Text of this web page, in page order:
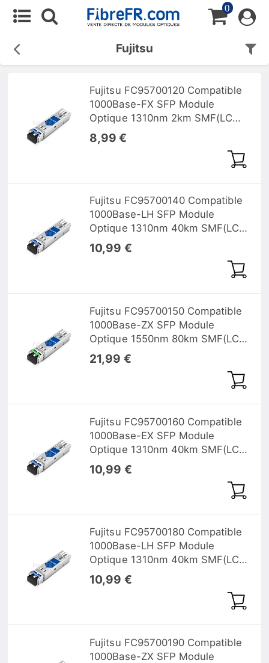
0
Fujitsu
Fujitsu FC95700120 Compatible
1000Base-FX SFP Module
Optique 1310nm 2km SMF(LC
Duplex) DOM
8,99 €
Fujitsu FC95700140 Compatible
1000Base-LH SFP Module
Optique 1310nm 40km SMF(LC
Duplex) DOM
10,99 €
Fujitsu FC95700150 Compatible
1000Base-ZX SFP Module
Optique 1550nm 80km SMF(LC
Duplex) DOM
21,99 €
Fujitsu FC95700160 Compatible
1000Base-EX SFP Module
Optique 1310nm 40km SMF(LC
Duplex) DOM
10,99 €
Fujitsu FC95700180 Compatible
1000Base-LH SFP Module
Optique 1310nm 40km SMF(LC
Duplex) DOM
10,99 €
Fujitsu FC95700190 Compatible
1000Base-ZX SFP Module